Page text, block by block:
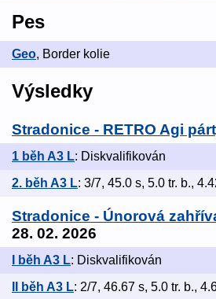
Pes
Geo, Border kolie
Výsledky
Stradonice - RETRO Agi
1 běh A3 L: Diskvalifikován
2. běh A3 L: 3/7, 45.0 s, 5.0 tr. b.,
Stradonice - Únorová
28. 02. 2026
I běh A3 L: Diskvalifikován
II běh A3 L: 2/7, 46.67 s, 5.0 tr. b.,